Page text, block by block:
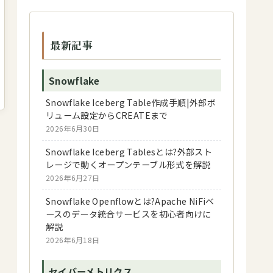
最新記事
Snowflake
Snowflake Iceberg Table作成手順|外部ボ
リューム設定からCREATEまで
2026年6月30日
Snowflake Iceberg Tablesとは?外部スト
レージで動くオープンテーブル形式を解説
2026年6月27日
Snowflake Openflowとは?Apache NiFiベ
ースのデータ統合サービスを初心者向けに
解説
2026年6月18日